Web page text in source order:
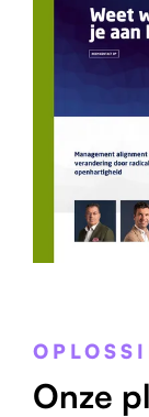
Onze